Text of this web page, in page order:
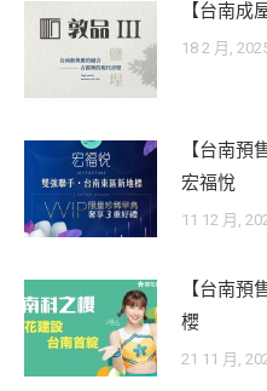
【台南成
18 2 月,
【台南預
宏福悅
11 12 月,
【台南預
櫻
21 11 月,